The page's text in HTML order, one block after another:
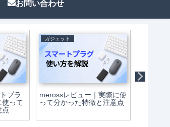
お問い合わせ
プラ
使って
点
ガジェット
merossレビュー｜実際に使
って分かった特徴と注意点